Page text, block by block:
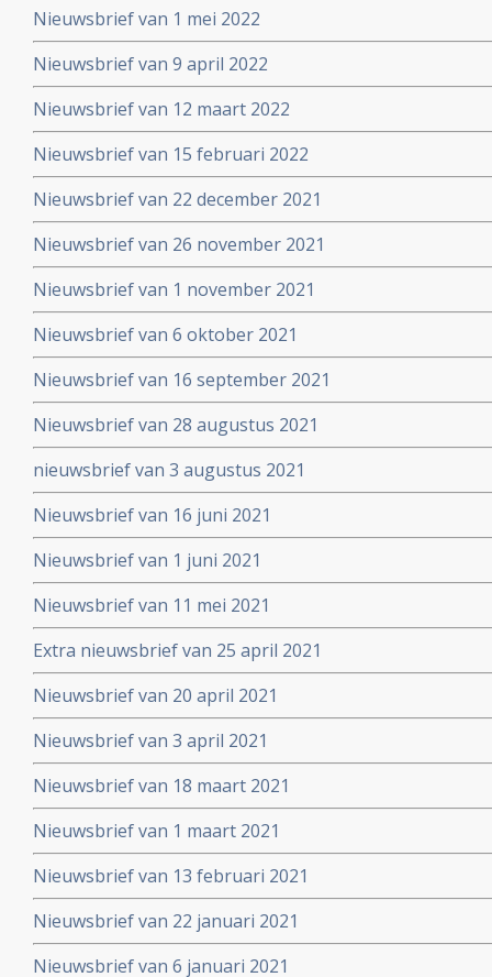
Nieuwsbrief van 1 mei 2022
Nieuwsbrief van 9 april 2022
Nieuwsbrief van 12 maart 2022
Nieuwsbrief van 15 februari 2022
Nieuwsbrief van 22 december 2021
Nieuwsbrief van 26 november 2021
Nieuwsbrief van 1 november 2021
Nieuwsbrief van 6 oktober 2021
Nieuwsbrief van 16 september 2021
Nieuwsbrief van 28 augustus 2021
nieuwsbrief van 3 augustus 2021
Nieuwsbrief van 16 juni 2021
Nieuwsbrief van 1 juni 2021
Nieuwsbrief van 11 mei 2021
Extra nieuwsbrief van 25 april 2021
Nieuwsbrief van 20 april 2021
Nieuwsbrief van 3 april 2021
Nieuwsbrief van 18 maart 2021
Nieuwsbrief van 1 maart 2021
Nieuwsbrief van 13 februari 2021
Nieuwsbrief van 22 januari 2021
Nieuwsbrief van 6 januari 2021